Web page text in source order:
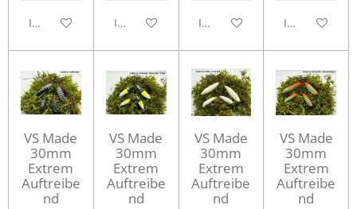
In den WarenkorbIn den WarenkorbIn den WarenkorbIn den
VS Made
30mm
Extrem
Auftreibe
nd
VS Made
30mm
Extrem
Auftreibe
nd
VS Made
30mm
Extrem
Auftreibe
nd
VS Made
30mm
Extrem
Auftreibe
nd